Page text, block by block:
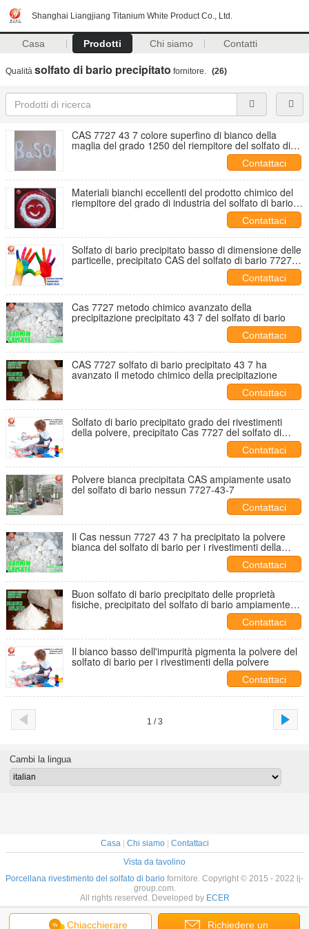
Shanghai Liangjiang Titanium White Product Co., Ltd.
Casa Prodotti Chi siamo Contatti
Qualità solfato di bario precipitato fornitore. (26)
CAS 7727 43 7 colore superfino di bianco della
maglia del grado 1250 del riempitore del solfato di
Contattaci
Materiali bianchi eccellenti del prodotto chimico del
riempitore del grado di industria del solfato di bario
Contattaci
Solfato di bario precipitato basso di dimensione delle
particelle, precipitato CAS del solfato di bario 7727
Contattaci
Cas 7727 metodo chimico avanzato della
precipitazione precipitato 43 7 del solfato di bario
Contattaci
CAS 7727 solfato di bario precipitato 43 7 ha
avanzato il metodo chimico della precipitazione
Contattaci
Solfato di bario precipitato grado dei rivestimenti
della polvere, precipitato Cas 7727 del solfato di
Contattaci
Polvere bianca precipitata CAS ampiamente usato
del solfato di bario nessun 7727-43-7
Contattaci
Il Cas nessun 7727 43 7 ha precipitato la polvere
bianca del solfato di bario per i rivestimenti della
Contattaci
Buon solfato di bario precipitato delle proprietà
fisiche, precipitato del solfato di bario ampiamente
Contattaci
Il bianco basso dell'impurità pigmenta la polvere del
solfato di bario per i rivestimenti della polvere
Contattaci
1 / 3
Chiacchierare Richiedere un
Cambi la lingua
Casa| Chi siamo| Contattaci
Vista da tavolino
Porcellana rivestimento del solfato di bario fornitore. Copyright © 2015 - 2022 lj-
group.com.
All rights reserved. Developed by ECER